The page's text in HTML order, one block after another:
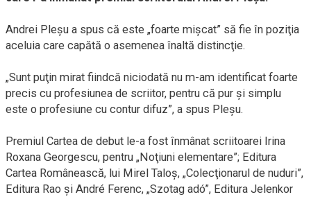
Andrei Pleşu a spus că este „foarte mişcat” să fie în poziţia
aceluia care capătă o asemenea înaltă distincţie.
„Sunt puţin mirat fiindcă niciodată nu m-am identificat foarte
precis cu profesiunea de scriitor, pentru că pur şi simplu
este o profesiune cu contur difuz”, a spus Pleşu.
Premiul Cartea de debut le-a fost înmânat scriitoarei Irina
Roxana Georgescu, pentru „Noţiuni elementare”; Editura
Cartea Românească, lui Mirel Taloş, „Colecţionarul de nuduri”,
Editura Rao şi André Ferenc, „Szotag adó”, Editura Jelenkor